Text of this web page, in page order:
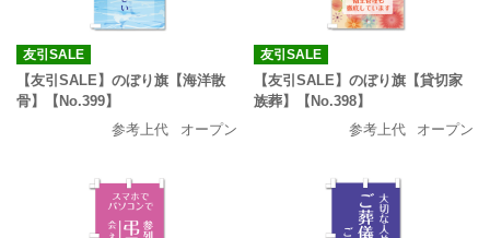
友引SALE
【友引SALE】のぼり旗【海洋散
骨】【No.399】
参考上代
オープン
友引SALE
【友引SALE】のぼり旗【貸切家
族葬】【No.398】
参考上代
オープン